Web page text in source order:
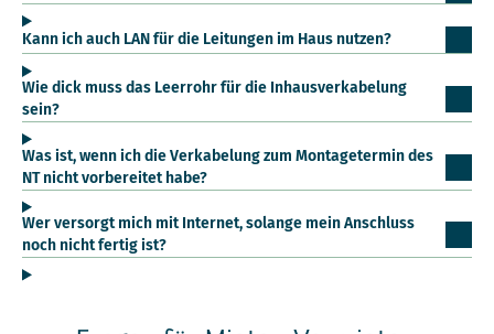
Kann ich auch LAN für die Leitungen im Haus nutzen?
Wie dick muss das Leerrohr für die Inhausverkabelung
sein?
Was ist, wenn ich die Verkabelung zum Montagetermin des
NT nicht vorbereitet habe?
Wer versorgt mich mit Internet, solange mein Anschluss
noch nicht fertig ist?